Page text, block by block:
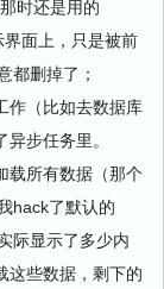
时还是用的
面上，只是被前
都删掉了；
作（比如去数据库
步任务里。
载所有数据（那个
hack了默认的
际显示了多少内
这些数据，剩下的